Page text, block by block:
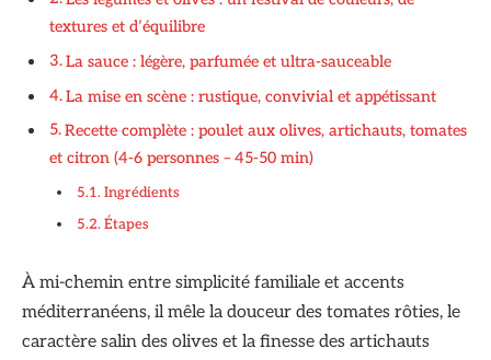
textures et d’équilibre
La sauce : légère, parfumée et ultra-sauceable
La mise en scène : rustique, convivial et appétissant
Recette complète : poulet aux olives, artichauts, tomates
et citron (4-6 personnes – 45-50 min)
Ingrédients
Étapes
À mi-chemin entre simplicité familiale et accents
méditerranéens, il mêle la douceur des tomates rôties, le
caractère salin des olives et la finesse des artichauts